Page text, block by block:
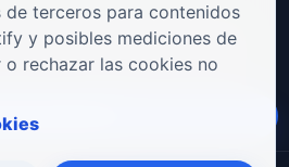
o promotor? Envíanos tus
o propuestas musicales.
propuesta
de terceros para contenidos
y posibles mediciones de
o rechazar las cookies no